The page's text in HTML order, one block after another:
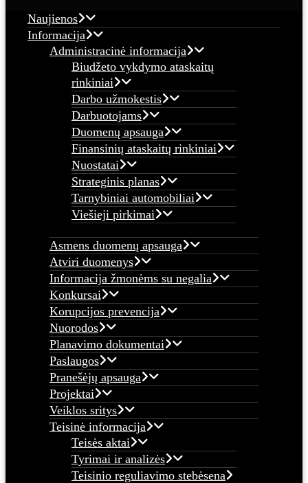
Naujienos
Informacija
Administracinė informacija
Biudžeto vykdymo ataskaitų
rinkiniai
Darbo užmokestis
Darbuotojams
Duomenų apsauga
Finansinių ataskaitų rinkiniai
Nuostatai
Strateginis planas
Tarnybiniai automobiliai
Viešieji pirkimai
Asmens duomenų apsauga
Atviri duomenys
Informacija žmonėms su negalia
Konkursai
Korupcijos prevencija
Nuorodos
Planavimo dokumentai
Paslaugos
Pranešėjų apsauga
Projektai
Veiklos sritys
Teisinė informacija
Teisės aktai
Tyrimai ir analizės
Teisinio reguliavimo stebėsena